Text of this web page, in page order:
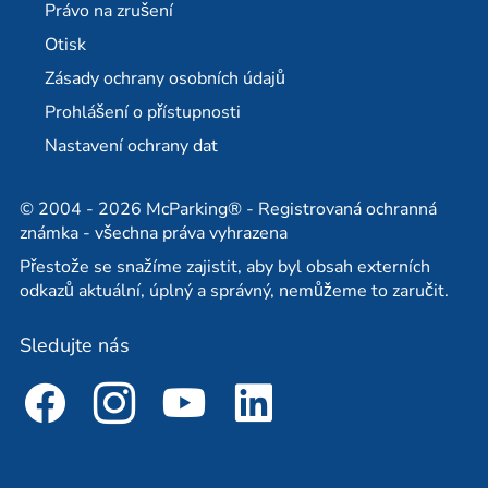
© 2004 - 2026 McParking® - Registrovaná ochranná
známka - všechna práva vyhrazena
Přestože se snažíme zajistit, aby byl obsah externích
odkazů aktuální, úplný a správný, nemůžeme to zaručit.
Sledujte nás
Právo na zrušení
Otisk
Zásady ochrany osobních údajů
Prohlášení o přístupnosti
Nastavení ochrany dat